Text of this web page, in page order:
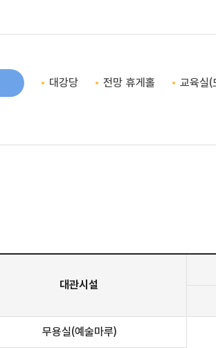
대강당 전망 휴게홀 교육실(
대관시설
무용실(예술마루)